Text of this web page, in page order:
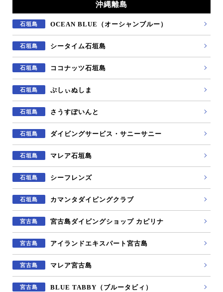
沖縄離島
石垣島 OCEAN BLUE（オーシャンブルー）
石垣島 シータイム石垣島
石垣島 ココナッツ石垣島
石垣島 ぷしぃぬしま
石垣島 さうすぽいんと
石垣島 ダイビングサービス・サニーサニー
石垣島 マレア石垣島
石垣島 シーフレンズ
石垣島 カマンタダイビングクラブ
宮古島 宮古島ダイビングショップ カピリナ
宮古島 アイランドエキスパート宮古島
宮古島 マレア宮古島
宮古島 BLUE TABBY（ブルータビィ）